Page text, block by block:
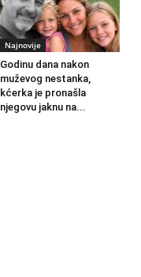
Najnovije
Godinu dana nakon
muževog nestanka,
kćerka je pronašla
njegovu jaknu na...